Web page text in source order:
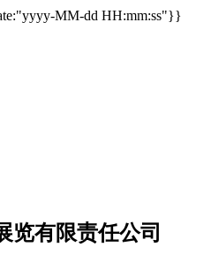
MM-dd HH:mm:ss"}}
览有限责任公司